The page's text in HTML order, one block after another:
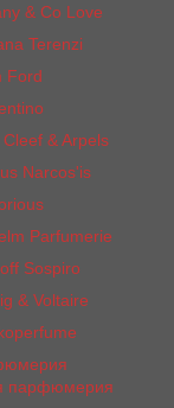
& Co Love
Terenzi
Ford
& Arpels
Narcos'is
Parfumerie
Sospiro
& Voltaire
парфюмерия